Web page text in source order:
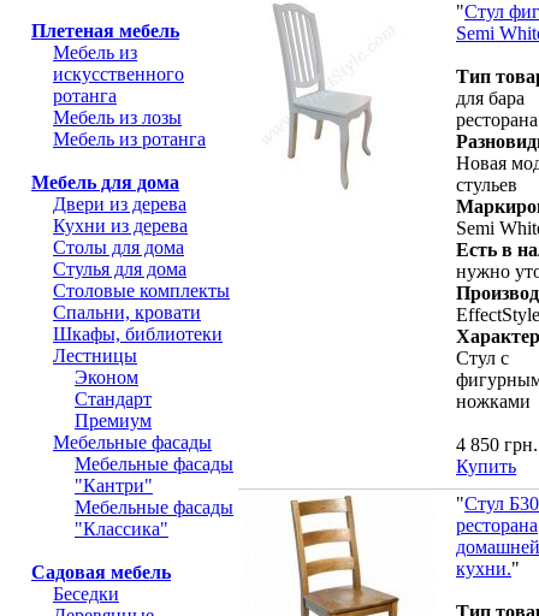
Плетеная мебель
Мебель из
искусственного
ротанга
Мебель из лозы
Мебель из ротанга
Мебель для дома
Двери из дерева
Кухни из дерева
Столы для дома
Стулья для дома
Столовые комплекты
Спальни, кровати
Шкафы, библиотеки
Лестницы
Эконом
Стандарт
Премиум
Мебельные фасады
Мебельные фасады
"Кантри"
Мебельные фасады
"Классика"
Садовая мебель
Беседки
"Стул
Semi
Тип
для бара
Новая
стульев
Semi
Есть в
нужно
EffectStyle
Стул с
ножками
4 850 грн.
Купить
"Стул
ресторана
домашней
кухни."
Тип